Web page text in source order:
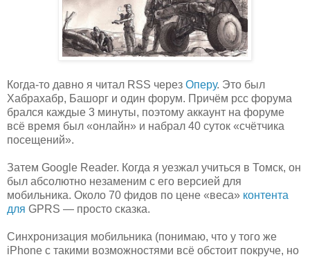
Когда-то давно я читал RSS через Оперу. Это был
Хабрахабр, Башорг и один форум. Причём рсс форума
брался каждые 3 минуты, поэтому аккаунт на форуме
всё время был «онлайн» и набрал 40 суток «счётчика
посещений».
Затем Google Reader. Когда я уезжал учиться в Томск, он
был абсолютно незаменим с его версией для
мобильника. Около 70 фидов по цене «веса» контента
для GPRS — просто сказка.
Синхронизация мобильника (понимаю, что у того же
iPhone с такими возможностями всё обстоит покруче, но